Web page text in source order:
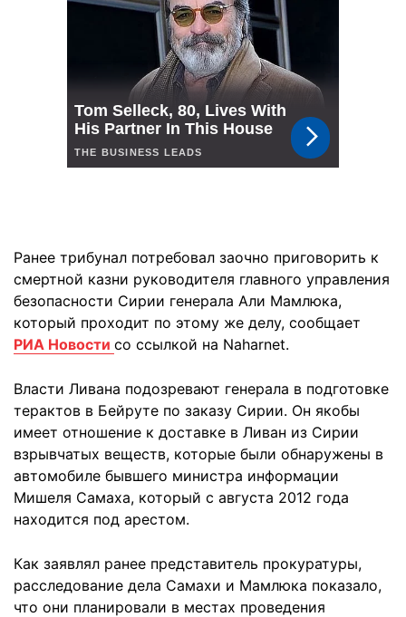
Ранее трибунал потребовал заочно приговорить к
смертной казни руководителя главного управления
безопасности Сирии генерала Али Мамлюка,
который проходит по этому же делу, сообщает
РИА Новости со ссылкой на Naharnet.
Власти Ливана подозревают генерала в подготовке
терактов в Бейруте по заказу Сирии. Он якобы
имеет отношение к доставке в Ливан из Сирии
взрывчатых веществ, которые были обнаружены в
автомобиле бывшего министра информации
Мишеля Самаха, который с августа 2012 года
находится под арестом.
Как заявлял ранее представитель прокуратуры,
расследование дела Самахи и Мамлюка показало,
что они планировали в местах проведения